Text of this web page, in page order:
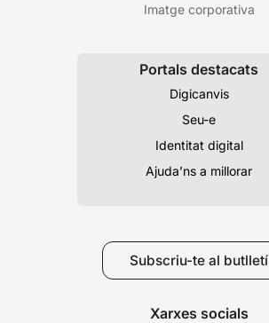
Imatge corporativa
Portals destacats
Digicanvis
Seu-e
Identitat digital
Ajuda’ns a millorar
Subscriu-te al butlletí
Xarxes socials